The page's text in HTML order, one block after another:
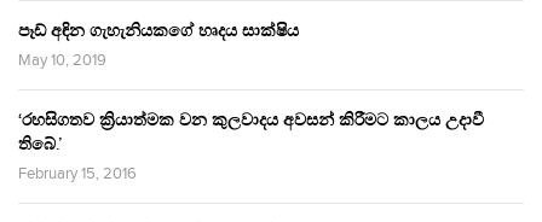
පෑඩ් අඳින ගැහැනියකගේ හෘදය සාක්ෂිය
May 10, 2019
‘රහසිගතව ක්‍රියාත්මක වන කුලවාදය අවසන් කිරීමට කාලය උදාවී
තිබේ.’
February 15, 2016